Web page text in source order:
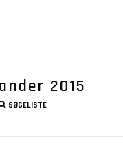
2015
SØGELISTE